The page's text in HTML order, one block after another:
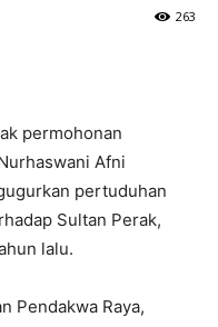
263
permohonan
Afni
pertuduhan
Sultan Perak,
lalu.
Pendakwa Raya,